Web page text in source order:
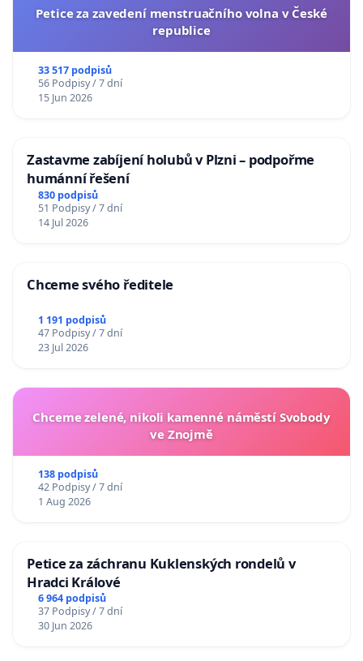
Petice za zavedení menstruačního volna v České
republice
33 517 podpisů
56 Podpisy / 7 dní
15 Jun 2026
Zastavme zabíjení holubů v Plzni – podpořme
humánní řešení
830 podpisů
51 Podpisy / 7 dní
14 Jul 2026
Chceme svého ředitele
1 191 podpisů
47 Podpisy / 7 dní
23 Jul 2026
Chceme zelené, nikoli kamenné náměstí Svobody
ve Znojmě
138 podpisů
42 Podpisy / 7 dní
1 Aug 2026
Petice za záchranu Kuklenských rondelů v
Hradci Králové
6 964 podpisů
37 Podpisy / 7 dní
30 Jun 2026